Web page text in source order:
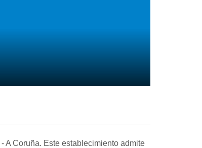
- A Coruña. Este establecimiento admite